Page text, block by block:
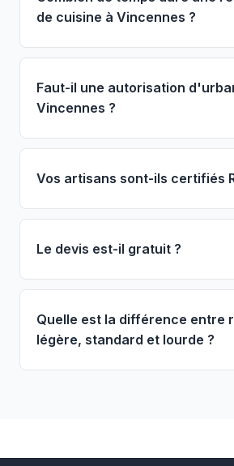
de cuisine à Vincennes ?
Faut-il une autorisation
Vincennes ?
Vos artisans sont-ils certifiés
Le devis est-il gratuit ?
Quelle est la différence entre
légère, standard et lourde ?